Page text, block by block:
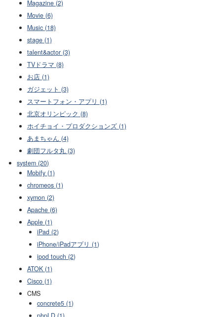
Magazine (2)
Movie (6)
Music (18)
stage (1)
talent&actor (3)
TVドラマ (8)
お店 (1)
ガジェット (3)
スマートフォン・アプリ (1)
北京オリンピック (8)
ホイチョイ・プロダクションズ (1)
あまちゃん (4)
劇団フルタ丸 (3)
system (20)
Mobify (1)
chromeos (1)
xymon (2)
Apache (6)
Apple (1)
iPad (2)
iPhone/iPadアプリ (1)
ipod touch (2)
ATOK (1)
Cisco (1)
CMS
concrete5 (1)